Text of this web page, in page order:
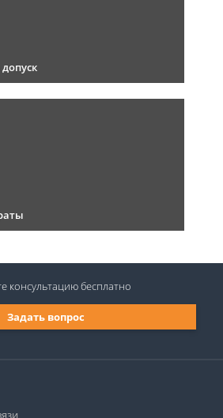
Задать вопрос
консультациюбесплатно